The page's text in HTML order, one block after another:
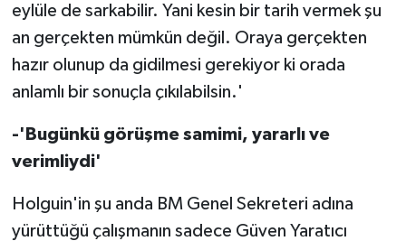
eylüle de sarkabilir. Yani kesin bir tarih vermek şu
an gerçekten mümkün değil. Oraya gerçekten
hazır olunup da gidilmesi gerekiyor ki orada
anlamlı bir sonuçla çıkılabilsin.'
-'Bugünkü görüşme samimi, yararlı ve
verimliydi'
Holguin'in şu anda BM Genel Sekreteri adına
yürüttüğü çalışmanın sadece Güven Yaratıcı